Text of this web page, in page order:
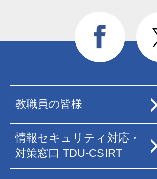
教職員の皆様
情報セキュリティ対応・
対策窓口 TDU-CSIRT